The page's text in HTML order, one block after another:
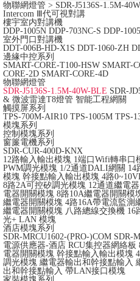
物聯網燈管 > SDR-J5136S-1.5M-
Intercom Ⅲ代可視對講
樓宇室内對講機
DDP-1005N DDP-703NC-S DDP-
室外門口對講機
DDT-006B-HD-X1S DDT-1060-ZH
邊緣中控系列
SMART-CORE-T100-HSW SMART-
CORE-2D SMART-CORE-4D
物聯網燈管
SDR-J5136S-1.5M-40W-BLE SDR-
& 微波雷達T8燈管 智能工程網關
觸摸屏系列
TPS-700M-AIR10 TPS-1005M TPS-
模塊系列
控制模塊系列
窗簾電機系列
SDR-CUR-400D-KNX
12路輸入輸出模塊 1端口Wifi轉串口
PWM調光模塊 1/2通道DALI網關 14
模塊 幹接點輸入輸出模塊 4路
8路2A可控矽調光模塊 12通道繼電
電器開關模塊 8路10A繼電器開關模
繼電器開關模塊 4路16A帶電流監測
繼電器開關模塊 八路總線交換機 16
光+ LAN 模塊
酒店模塊系列
SDR-MRCU1602-(PRO-)COM SDR-
電源供應器-酒店 RCU集控器網絡板
電器開關模塊 幹接點輸入輸出模塊
調光模塊 繼電器輸出和幹接點輸入
出和幹接點輸入 帶LAN接口模塊